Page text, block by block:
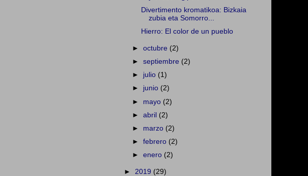
Divertimento kromatikoa: Bizkaia
zubia eta Somorro...
Hierro: El color de un pueblo
►octubre (2)
►septiembre (2)
► julio (1)
► junio (2)
► mayo (2)
►abril (2)
► marzo (2)
►febrero (2)
►enero (2)
► 2019 (29)